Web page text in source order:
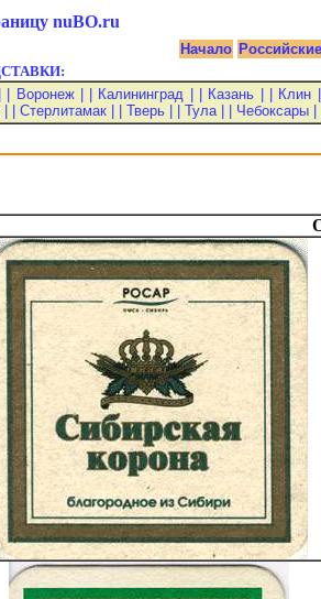
nuBO.ru
Начало Российские
| Воронеж | | Калининград | | Казань |
| Клин |
| Стерлитамак | | Тверь | | Тула | | Чебоксары |